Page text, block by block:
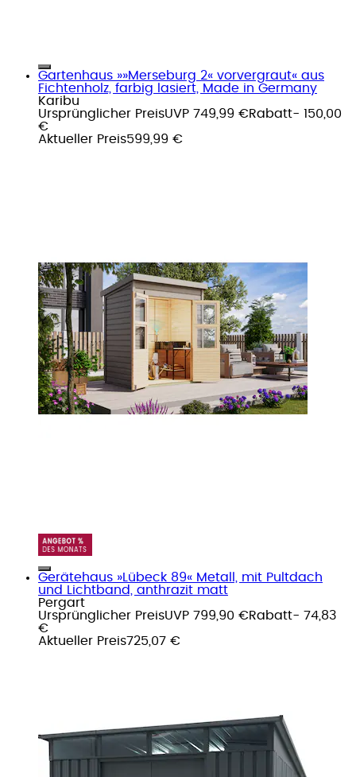
Gartenhaus »»Merseburg 2« vorvergraut« aus
Fichtenholz, farbig lasiert, Made in Germany
Karibu
Ursprünglicher PreisUVP 749,99 €Rabatt- 150,00
€
Aktueller Preis599,99 €
Gerätehaus »Lübeck 89« Metall, mit Pultdach
und Lichtband, anthrazit matt
Pergart
Ursprünglicher PreisUVP 799,90 €Rabatt- 74,83
€
Aktueller Preis725,07 €